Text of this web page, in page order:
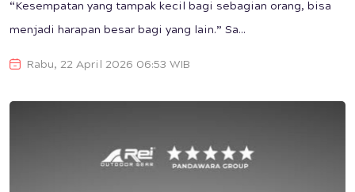
“Kesempatan yang tampak kecil bagi sebagian orang, bisa
menjadi harapan besar bagi yang lain.” Sa...
Rabu, 22 April 2026 06:53 WIB